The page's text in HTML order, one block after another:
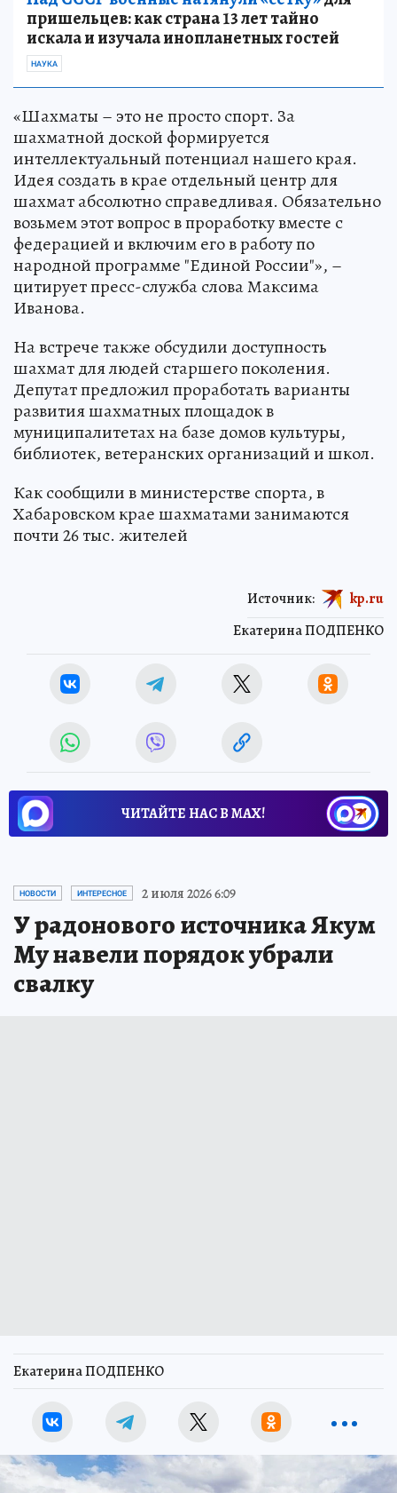
пришельцев: как страна 13 лет тайно
искала и изучала инопланетных гостей
НАУКА
«Шахматы – это не просто спорт. За
шахматной доской формируется
интеллектуальный потенциал нашего края.
Идея создать в крае отдельный центр для
шахмат абсолютно справедливая. Обязательно
возьмем этот вопрос в проработку вместе с
федерацией и включим его в работу по
народной программе "Единой России"», –
цитирует пресс-служба слова Максима
Иванова.
На встрече также обсудили доступность
шахмат для людей старшего поколения.
Депутат предложил проработать варианты
развития шахматных площадок в
муниципалитетах на базе домов культуры,
библиотек, ветеранских организаций и школ.
Как сообщили в министерстве спорта, в
Хабаровском крае шахматами занимаются
почти 26 тыс. жителей
Екатерина ПОДПЕНКО
Источник: kp.ru
ЧИТАЙТЕ НАС В МАХ!
НОВОСТИ ИНТЕРЕСНОЕ 2 июля 2026 6:09
У радонового источника Якум
Му навели порядок убрали
свалку
Екатерина ПОДПЕНКО